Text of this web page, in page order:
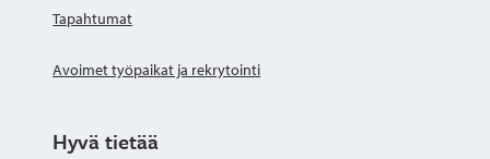
Tapahtumat
Avoimet työpaikat ja rekrytointi
Hyvä tietää